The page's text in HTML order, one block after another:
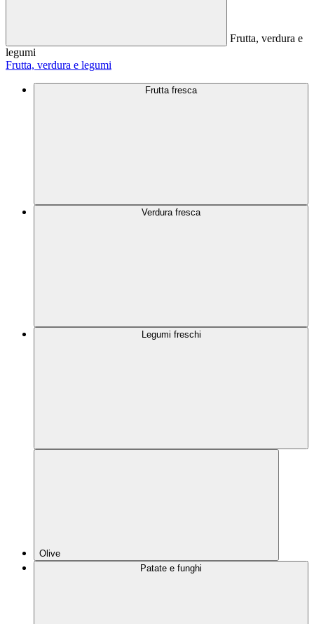
Frutta, verdura e
legumi
Frutta, verdura e legumi
Frutta fresca
Verdura fresca
Legumi freschi
Olive
Patate e funghi